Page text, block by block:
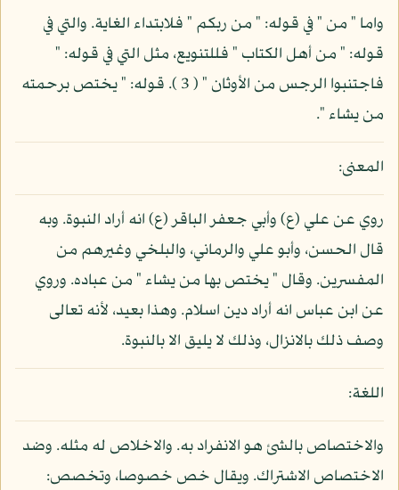
واما " من " في قوله: " من ربكم " فلابتداء الغاية. والتي في
قوله: " من أهل الكتاب " فللتنويع، مثل التي في قوله: "
فاجتنبوا الرجس من الأوثان " ( 3 ). قوله: " يختص برحمته
من يشاء ".
المعنى:
روي عن علي (ع) وأبي جعفر الباقر (ع) انه أراد النبوة. وبه
قال الحسن، وأبو علي والرماني، والبلخي وغيرهم من
المفسرين. وقال " يختص بها من يشاء " من عباده. وروي
عن ابن عباس انه أراد دين اسلام. وهذا بعيد، لأنه تعالى
وصف ذلك بالانزال، وذلك لا يليق الا بالنبوة.
اللغة:
والاختصاص بالشئ هو الانفراد به. والاخلاص له مثله. وضد
الاختصاص الاشتراك. ويقال خص خصوصا، وتخصص: